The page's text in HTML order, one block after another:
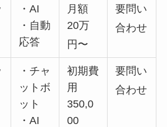
・AI
・自動
応答
月額
20万
円〜
要問い
合わせ
・チャ
ットボ
ット
・AI
初期費
用
350,0
00
要問い
合わせ